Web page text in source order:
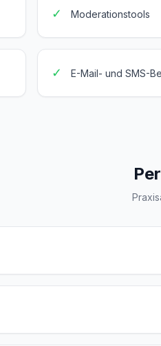
✓ Moderationstools
✓ E-Mail- und SMS-